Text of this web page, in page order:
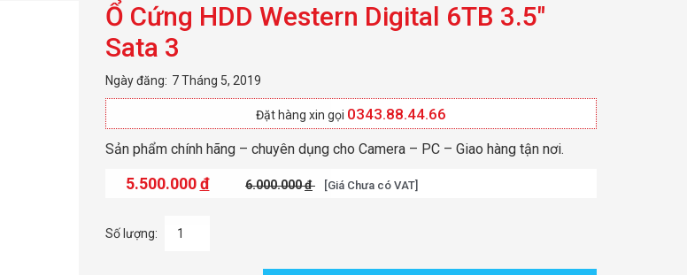
Ổ Cứng HDD Western Digital 6TB 3.5″
Sata 3
Ngày đăng: 7 Tháng 5, 2019
Đặt hàng xin gọi 0343.88.44.66
Sản phẩm chính hãng – chuyên dụng cho Camera – PC – Giao hàng tận nơi.
5.500.000đ 6.000.000đ [Giá Chưa có VAT]
Số lượng: